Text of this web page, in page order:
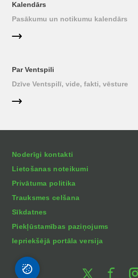
Kalendārs
Pasākumu un notikumu kalendārs
Par Ventspili
Dzīve Ventspilī, vide, fakti, vēsture
Noderīgi kontakti
Lietošanas noteikumi
Privātuma politika
Trauksmes celšana
Sīkdatnes
Piekļūstamības paziņojums
Iepriekšējā portāla versija